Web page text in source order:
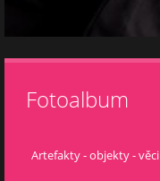
Fotoalbum
Artefakty - objekty - věci